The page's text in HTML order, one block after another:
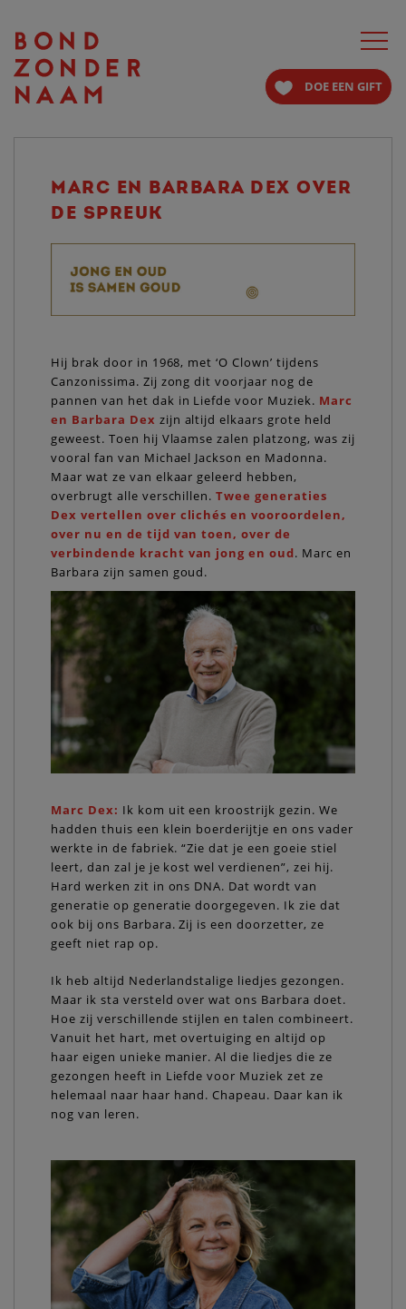
Toggle
DOE EEN GIFT
MARC EN BARBARA DEX OVER
DE SPREUK
Hij brak door in 1968, met ‘O Clown’ tijdens
Canzonissima. Zij zong dit voorjaar nog de
pannen van het dak in Liefde voor Muziek. Marc
en Barbara Dex zijn altijd elkaars grote held
geweest. Toen hij Vlaamse zalen platzong, was zij
vooral fan van Michael Jackson en Madonna.
Maar wat ze van elkaar geleerd hebben,
overbrugt alle verschillen.Twee generaties
Dex vertellen over clichés en vooroordelen,
over nu en de tijd van toen, over de
verbindende kracht van jong en oud. Marc en
Barbara zijn samen goud.
Marc Dex: Ik kom uit een kroostrijk gezin. We
hadden thuis een klein boerderijtje en ons vader
werkte in de fabriek. “Zie dat je een goeie stiel
leert, dan zal je je kost wel verdienen”, zei hij.
Hard werken zit in ons DNA. Dat wordt van
generatie op generatie doorgegeven. Ik zie dat
ook bij ons Barbara. Zij is een doorzetter, ze
geeft niet rap op.
Ik heb altijd Nederlandstalige liedjes gezongen.
Maar ik sta versteld over wat ons Barbara doet.
Hoe zij verschillende stijlen en talen combineert.
Vanuit het hart, met overtuiging en altijd op
haar eigen unieke manier. Al die liedjes die ze
gezongen heeft in Liefde voor Muziek zet ze
helemaal naar haar hand. Chapeau. Daar kan ik
nog van leren.